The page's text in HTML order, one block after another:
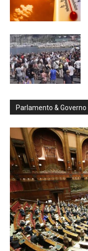
Parlamento & Governo